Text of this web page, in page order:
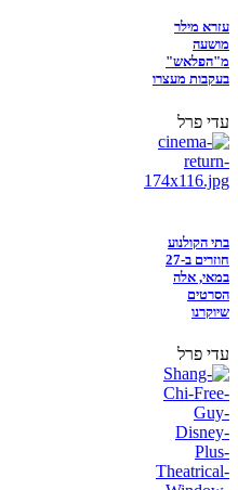
עזרא מילר
מושעה
מ"הפלאש"
בעקבות מעצרו
עדי פרל
בתי הקולנוע
חוזרים ב-27
במאי, אלה
הסרטים
שיוקרנו
עדי פרל